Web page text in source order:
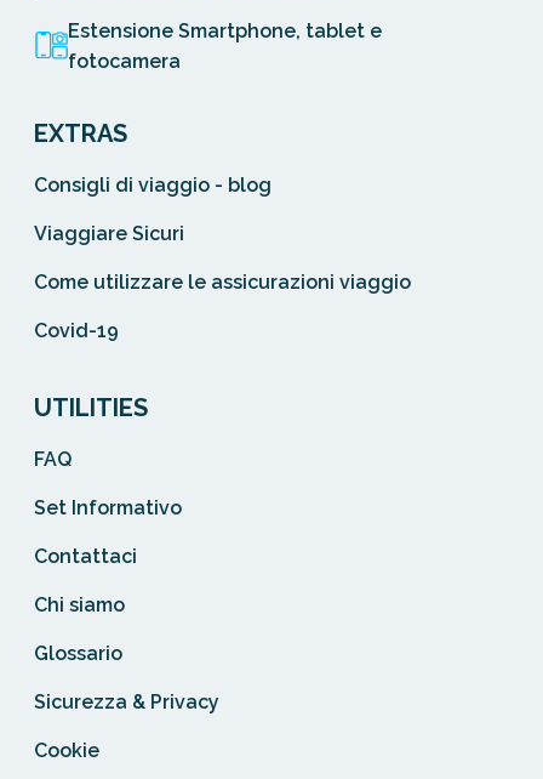
Estensione Smartphone, tablet e
fotocamera
EXTRAS
Consigli di viaggio - blog
Viaggiare Sicuri
Come utilizzare le assicurazioni viaggio
Covid-19
UTILITIES
FAQ
Set Informativo
Contattaci
Chi siamo
Glossario
Sicurezza & Privacy
Cookie